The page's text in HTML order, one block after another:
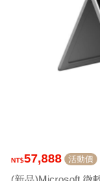
57,888 活動價